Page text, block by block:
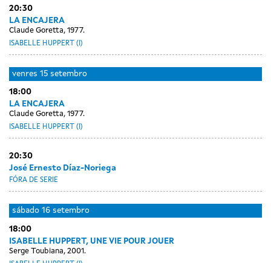
setembro
sessions
setembro
sessions
setembro
sessions
20:30
LA ENCAJERA
Claude Goretta, 1977.
ISABELLE HUPPERT (I)
venres 15 setembro
18:00
LA ENCAJERA
Claude Goretta, 1977.
ISABELLE HUPPERT (I)
20:30
José Ernesto Díaz-Noriega
FÓRA DE SERIE
sábado 16 setembro
18:00
ISABELLE HUPPERT, UNE VIE POUR JOUER
Serge Toubiana, 2001.